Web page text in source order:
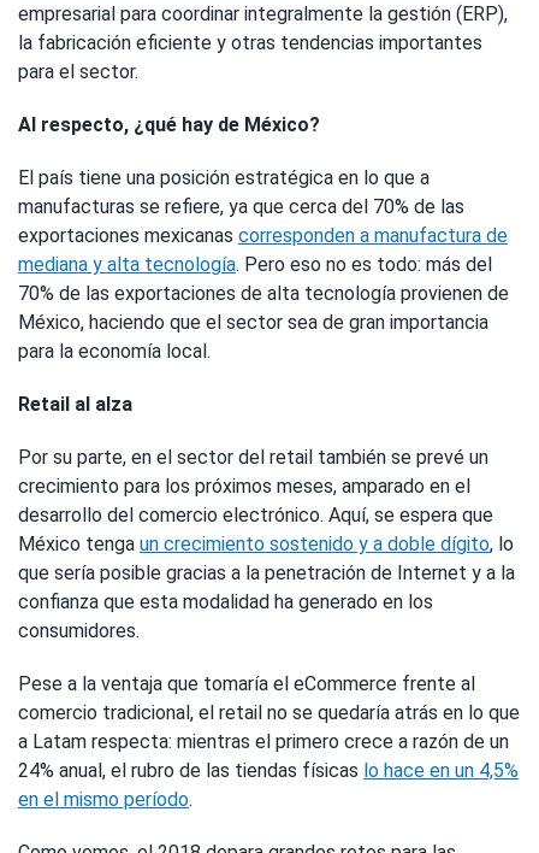
empresarial para coordinar integralmente la gestión (ERP),
la fabricación eficiente y otras tendencias importantes
para el sector.
Al respecto, ¿qué hay de México?
El país tiene una posición estratégica en lo que a
manufacturas se refiere, ya que cerca del 70% de las
exportaciones mexicanas corresponden a manufactura de
mediana y alta tecnología. Pero eso no es todo: más del
70% de las exportaciones de alta tecnología provienen de
México, haciendo que el sector sea de gran importancia
para la economía local.
Retail al alza
Por su parte, en el sector del retail también se prevé un
crecimiento para los próximos meses, amparado en el
desarrollo del comercio electrónico. Aquí, se espera que
México tenga un crecimiento sostenido y a doble dígito, lo
que sería posible gracias a la penetración de Internet y a la
confianza que esta modalidad ha generado en los
consumidores.
Pese a la ventaja que tomaría el eCommerce frente al
comercio tradicional, el retail no se quedaría atrás en lo que
a Latam respecta: mientras el primero crece a razón de un
24% anual, el rubro de las tiendas físicas lo hace en un 4,5%
en el mismo período.